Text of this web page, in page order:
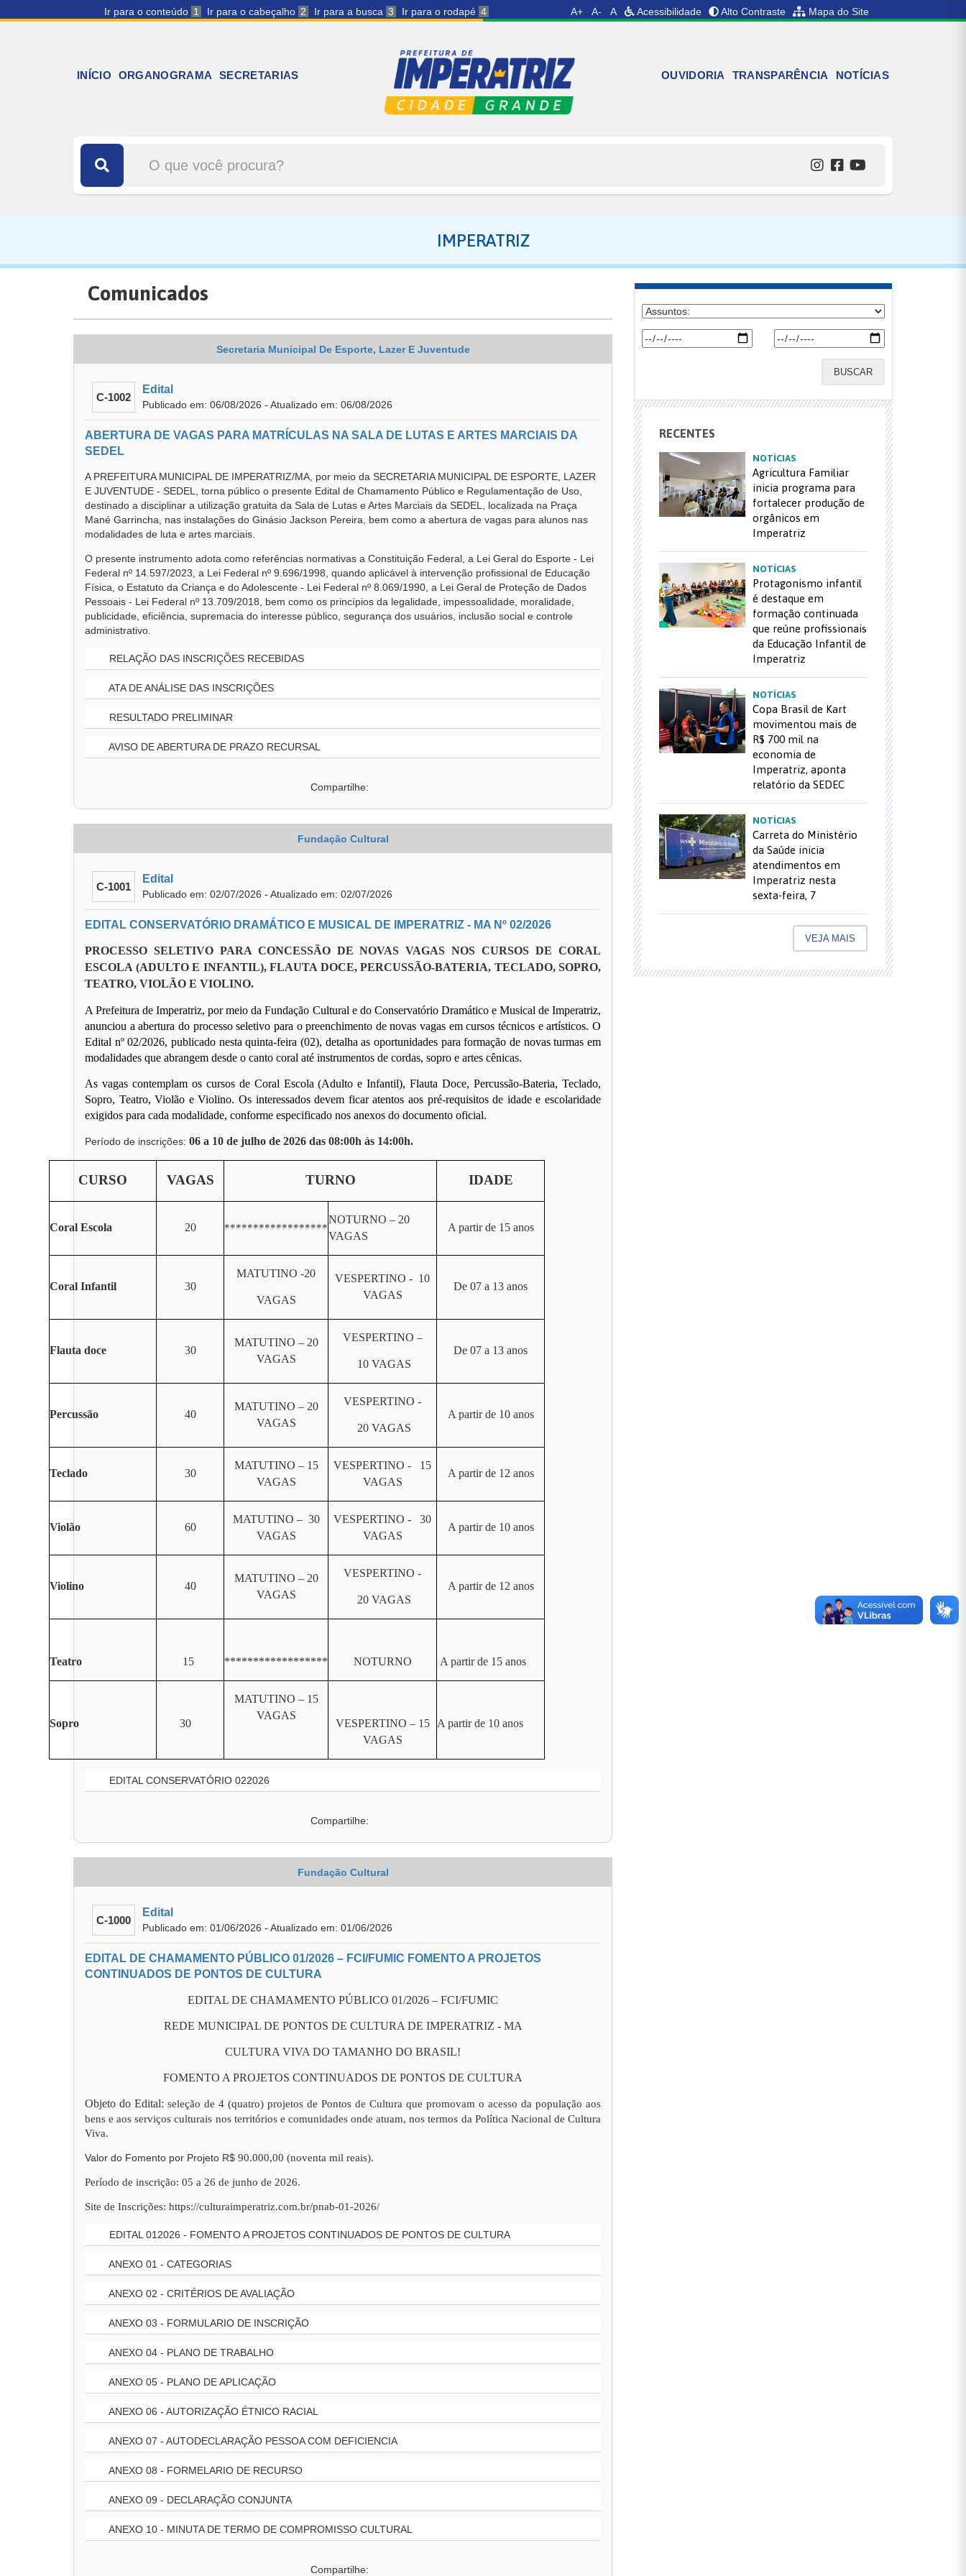
Ir para o conteúdo 1 Ir para o cabeçalho 2 Ir para a busca 3 Ir para o rodapé 4 A+ A- A Acessibilidade Alto Contraste Mapa do Site
INÍCIO ORGANOGRAMA SECRETARIAS OUVIDORIA TRANSPARÊNCIA NOTÍCIAS
IMPERATRIZ
Comunicados
Secretaria Municipal De Esporte, Lazer E Juventude
C-1002
Edital
Publicado em: 06/08/2026 - Atualizado em: 06/08/2026
ABERTURA DE VAGAS PARA MATRÍCULAS NA SALA DE LUTAS E ARTES MARCIAIS DA
SEDEL
A PREFEITURA MUNICIPAL DE IMPERATRIZ/MA, por meio da SECRETARIA MUNICIPAL DE ESPORTE, LAZER
E JUVENTUDE - SEDEL, torna público o presente Edital de Chamamento Público e Regulamentação de Uso,
destinado a disciplinar a utilização gratuita da Sala de Lutas e Artes Marciais da SEDEL, localizada na Praça
Mané Garrincha, nas instalações do Ginásio Jackson Pereira, bem como a abertura de vagas para alunos nas
modalidades de luta e artes marciais.
O presente instrumento adota como referências normativas a Constituição Federal, a Lei Geral do Esporte - Lei
Federal nº 14.597/2023, a Lei Federal nº 9.696/1998, quando aplicável à intervenção profissional de Educação
Física, o Estatuto da Criança e do Adolescente - Lei Federal nº 8.069/1990, a Lei Geral de Proteção de Dados
Pessoais - Lei Federal nº 13.709/2018, bem como os princípios da legalidade, impessoalidade, moralidade,
publicidade, eficiência, supremacia do interesse público, segurança dos usuários, inclusão social e controle
administrativo.
RELAÇÃO DAS INSCRIÇÕES RECEBIDAS
ATA DE ANÁLISE DAS INSCRIÇÕES
RESULTADO PRELIMINAR
AVISO DE ABERTURA DE PRAZO RECURSAL
Compartilhe:
Fundação Cultural
C-1001
Edital
Publicado em: 02/07/2026 - Atualizado em: 02/07/2026
EDITAL CONSERVATÓRIO DRAMÁTICO E MUSICAL DE IMPERATRIZ - MA Nº 02/2026
PROCESSO SELETIVO PARA CONCESSÃO DE NOVAS VAGAS NOS CURSOS DE CORAL
ESCOLA (ADULTO E INFANTIL), FLAUTA DOCE, PERCUSSÃO-BATERIA, TECLADO, SOPRO,
TEATRO, VIOLÃO E VIOLINO.
A Prefeitura de Imperatriz, por meio da Fundação Cultural e do Conservatório Dramático e Musical de Imperatriz,
anunciou a abertura do processo seletivo para o preenchimento de novas vagas em cursos técnicos e artísticos. O
Edital nº 02/2026, publicado nesta quinta-feira (02), detalha as oportunidades para formação de novas turmas em
modalidades que abrangem desde o canto coral até instrumentos de cordas, sopro e artes cênicas.
As vagas contemplam os cursos de Coral Escola (Adulto e Infantil), Flauta Doce, Percussão-Bateria, Teclado,
Sopro, Teatro, Violão e Violino. Os interessados devem ficar atentos aos pré-requisitos de idade e escolaridade
exigidos para cada modalidade, conforme especificado nos anexos do documento oficial.
Período de inscrições: 06 a 10 de julho de 2026 das 08:00h às 14:00h.
CURSO VAGAS TURNO IDADE
Coral Escola 20 ******************
NOTURNO – 20
VAGAS
A partir de 15 anos
Coral Infantil 30
MATUTINO -20
VAGAS
VESPERTINO - 10
VAGAS
De 07 a 13 anos
Flauta doce 30
MATUTINO – 20
VAGAS
VESPERTINO –
10 VAGAS
De 07 a 13 anos
Percussão 40
MATUTINO – 20
VAGAS
VESPERTINO -
20 VAGAS
A partir de 10 anos
Teclado 30
MATUTINO – 15
VAGAS
VESPERTINO - 15
VAGAS
A partir de 12 anos
Violão 60
MATUTINO – 30
VAGAS
VESPERTINO - 30
VAGAS
A partir de 10 anos
Violino 40
MATUTINO – 20
VAGAS
VESPERTINO -
20 VAGAS
A partir de 12 anos
Teatro 15 ****************** NOTURNO A partir de 15 anos
Sopro 30
MATUTINO – 15
VAGAS
VESPERTINO – 15
VAGAS
A partir de 10 anos
EDITAL CONSERVATÓRIO 022026
Compartilhe:
Fundação Cultural
C-1000
Edital
Publicado em: 01/06/2026 - Atualizado em: 01/06/2026
EDITAL DE CHAMAMENTO PÚBLICO 01/2026 – FCI/FUMIC FOMENTO A PROJETOS
CONTINUADOS DE PONTOS DE CULTURA
EDITAL DE CHAMAMENTO PÚBLICO 01/2026 – FCI/FUMIC
REDE MUNICIPAL DE PONTOS DE CULTURA DE IMPERATRIZ - MA
CULTURA VIVA DO TAMANHO DO BRASIL!
FOMENTO A PROJETOS CONTINUADOS DE PONTOS DE CULTURA
Objeto do Edital: seleção de 4 (quatro) projetos de Pontos de Cultura que promovam o acesso da população aos
bens e aos serviços culturais nos territórios e comunidades onde atuam, nos termos da Política Nacional de Cultura
Viva.
Valor do Fomento por Projeto R$ 90.000,00 (noventa mil reais).
Período de inscrição: 05 a 26 de junho de 2026.
Site de Inscrições: https://culturaimperatriz.com.br/pnab-01-2026/
EDITAL 012026 - FOMENTO A PROJETOS CONTINUADOS DE PONTOS DE CULTURA
ANEXO 01 - CATEGORIAS
ANEXO 02 - CRITÉRIOS DE AVALIAÇÃO
ANEXO 03 - FORMULARIO DE INSCRIÇÃO
ANEXO 04 - PLANO DE TRABALHO
ANEXO 05 - PLANO DE APLICAÇÃO
ANEXO 06 - AUTORIZAÇÃO ÉTNICO RACIAL
ANEXO 07 - AUTODECLARAÇÃO PESSOA COM DEFICIENCIA
ANEXO 08 - FORMELARIO DE RECURSO
ANEXO 09 - DECLARAÇÃO CONJUNTA
ANEXO 10 - MINUTA DE TERMO DE COMPROMISSO CULTURAL
Compartilhe:
BUSCAR
RECENTES
NOTÍCIAS
Agricultura Familiar
inicia programa para
fortalecer produção de
orgânicos em
Imperatriz
NOTÍCIAS
Protagonismo infantil
é destaque em
formação continuada
que reúne profissionais
da Educação Infantil de
Imperatriz
NOTÍCIAS
Copa Brasil de Kart
movimentou mais de
R$ 700 mil na
economia de
Imperatriz, aponta
relatório da SEDEC
NOTÍCIAS
Carreta do Ministério
da Saúde inicia
atendimentos em
Imperatriz nesta
sexta-feira, 7
VEJA MAIS